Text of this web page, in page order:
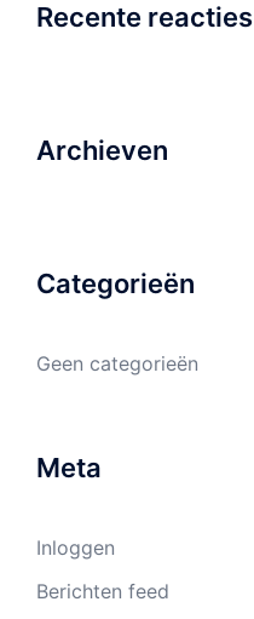
Recente reacties
Archieven
Categorieën
Geen categorieën
Meta
Inloggen
Berichten feed